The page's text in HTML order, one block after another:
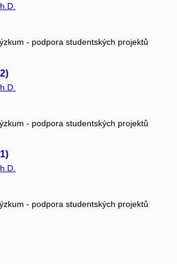
- podpora studentských projektů
- podpora studentských projektů
- podpora studentských projektů